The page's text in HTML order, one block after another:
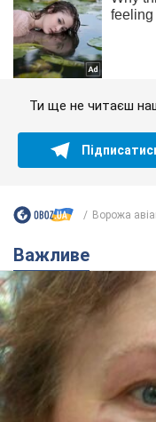
Ти ще не читаєш
Ворожа
Важливе